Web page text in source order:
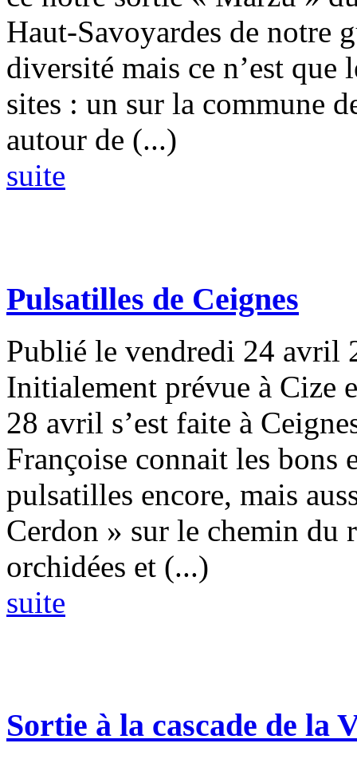
Haut-Savoyardes de notre
diversité mais ce n’est
sites : un sur la commune
autour de (...)
suite
Pulsatilles de Ceignes
Publié le vendredi 24 avril
Initialement prévue à Cize
28 avril s’est faite à
Françoise connait les
pulsatilles encore, mais
Cerdon » sur le chemin du
orchidées et (...)
suite
Sortie à la cascade de la